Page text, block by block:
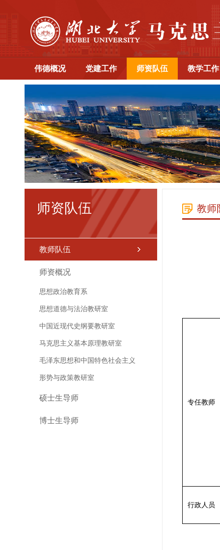
伟德概况 党建工作 师资队伍 教学工作
师资队伍
教师队伍
师资概况
思想政治教育系
思想道德与法治教研室
中国近现代史纲要教研室
马克思主义基本原理教研室
毛泽东思想和中国特色社会主义
形势与政策教研室
硕士生导师
博士生导师
教师
专任教师
行政人员